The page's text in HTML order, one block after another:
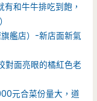
和牛牛排吃到飽，
艦店）-新店面新氣
對面亮眼的橘紅色老
元合菜份量大，道